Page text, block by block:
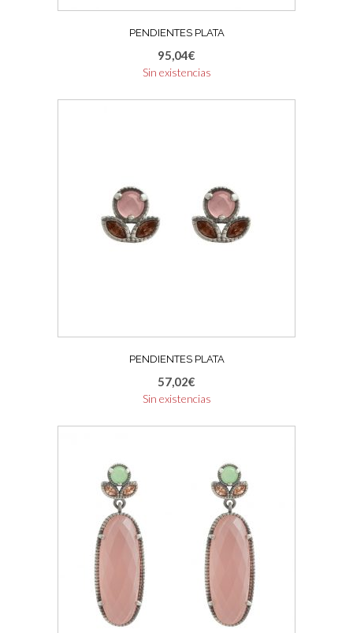
PENDIENTES PLATA
95,04€
Sin existencias
PENDIENTES PLATA
57,02€
Sin existencias